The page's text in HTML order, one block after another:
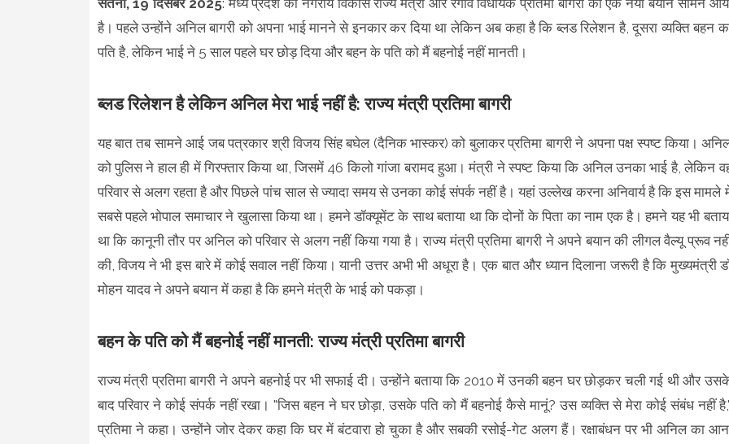
है। पहले उन्होंने अनिल बागरी को अपना भाई मानने से इनकार कर दिया था लेकिन अब कहा है कि ब्लड रिलेशन है, दूसरा व्यक्ति बहन
पति है, लेकिन भाई ने 5 साल पहले घर छोड़ दिया और बहन के पति को मैं बहनोई नहीं मानती।
ब्लड रिलेशन है लेकिन अनिल मेरा भाई नहीं है: राज्य मंत्री प्रतिमा बागरी
यह बात तब सामने आई जब पत्रकार श्री विजय सिंह बघेल (दैनिक भास्कर) को बुलाकर प्रतिमा बागरी ने अपना पक्ष स्पष्ट किया।
को पुलिस ने हाल ही में गिरफ्तार किया था, जिसमें 46 किलो गांजा बरामद हुआ। मंत्री ने स्पष्ट किया कि अनिल उनका भाई है, लेकिन
परिवार से अलग रहता है और पिछले पांच साल से ज्यादा समय से उनका कोई संपर्क नहीं है। यहां उल्लेख करना अनिवार्य है कि इस मामले
सबसे पहले भोपाल समाचार ने खुलासा किया था। हमने डॉक्यूमेंट के साथ बताया था कि दोनों के पिता का नाम एक है। हमने यह भी
था कि कानूनी तौर पर अनिल को परिवार से अलग नहीं किया गया है। राज्य मंत्री प्रतिमा बागरी ने अपने बयान की लीगल वैल्यू प्रूव
की, विजय ने भी इस बारे में कोई सवाल नहीं किया। यानी उत्तर अभी भी अधूरा है। एक बात और ध्यान दिलाना जरूरी है कि मुख्यमंत्री
मोहन यादव ने अपने बयान में कहा है कि हमने मंत्री के भाई को पकड़ा।
बहन के पति को मैं बहनोई नहीं मानती: राज्य मंत्री प्रतिमा बागरी
राज्य मंत्री प्रतिमा बागरी ने अपने बहनोई पर भी सफाई दी। उन्होंने बताया कि 2010 में उनकी बहन घर छोड़कर चली गई थी और
बाद परिवार ने कोई संपर्क नहीं रखा। "जिस बहन ने घर छोड़ा, उसके पति को मैं बहनोई कैसे मानूं? उस व्यक्ति से मेरा कोई संबंध नहीं
प्रतिमा ने कहा। उन्होंने जोर देकर कहा कि घर में बंटवारा हो चुका है और सबकी रसोई-गेट अलग हैं। रक्षाबंधन पर भी अनिल का